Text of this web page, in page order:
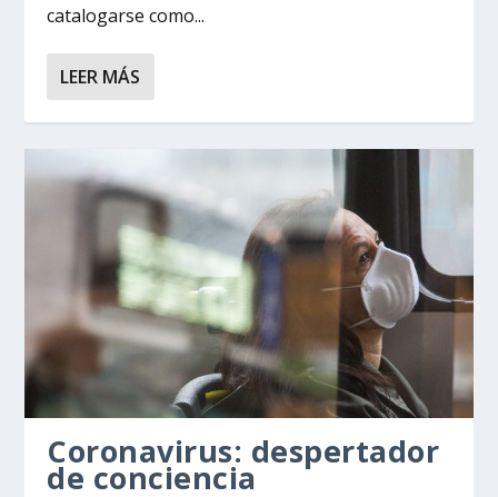
catalogarse como...
LEER MÁS
Coronavirus: despertador
de conciencia